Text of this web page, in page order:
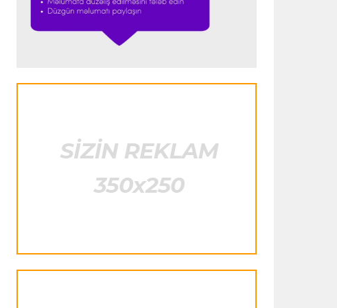
heyətinə qatdı
şübhə etməmişəm"
"Liverpul" Barkola üçün 115 milyon